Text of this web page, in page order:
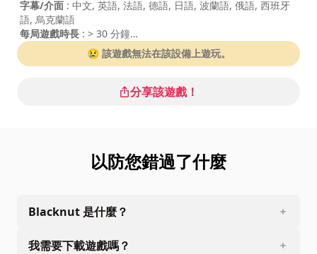
字幕/介面 : 中文, 英語, 法語, 德語, 日語, 波蘭語, 俄語, 西班牙
語, 烏克蘭語
每局遊戲時長 : > 30 分鐘
總遊戲時長
: 30小時
難度
😢 該遊戲無法在該設備上遊玩。
分享該遊戲！
以防您錯過了什麼
Blacknut 是什麼？
我需要下載遊戲嗎？